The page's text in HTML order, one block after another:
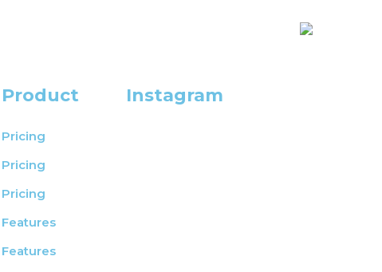
Product
Pricing
Pricing
Pricing
Features
Features
Instagram